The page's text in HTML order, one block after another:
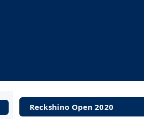
Reckshino Open 2020